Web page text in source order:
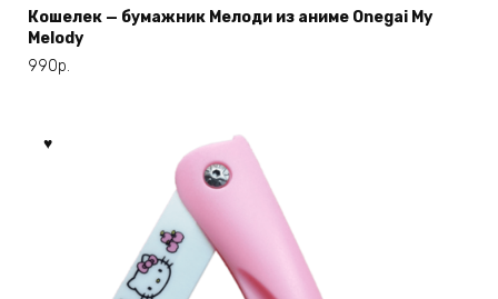
Кошелек — бумажник Мелоди из аниме Onegai My
Melody
990р.